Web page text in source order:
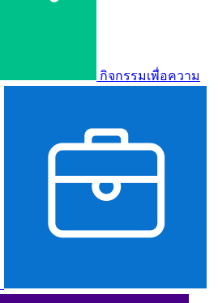
กิจกรรมเพื่อความ